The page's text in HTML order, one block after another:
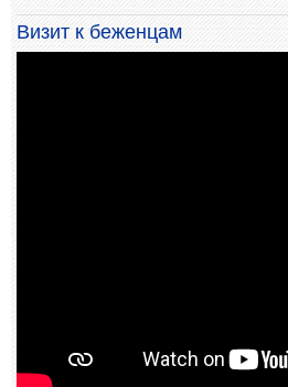
Визит к беженцам